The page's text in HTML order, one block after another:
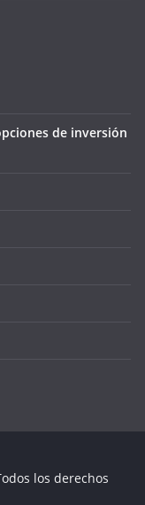
de inversión
los derechos